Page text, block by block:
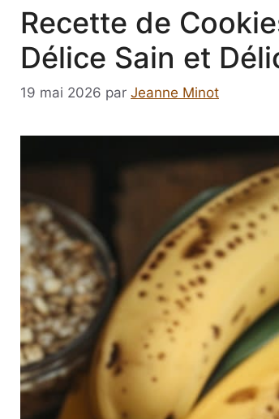
Recette de
Délice Sain et
19 mai 2026 par Jeanne Minot